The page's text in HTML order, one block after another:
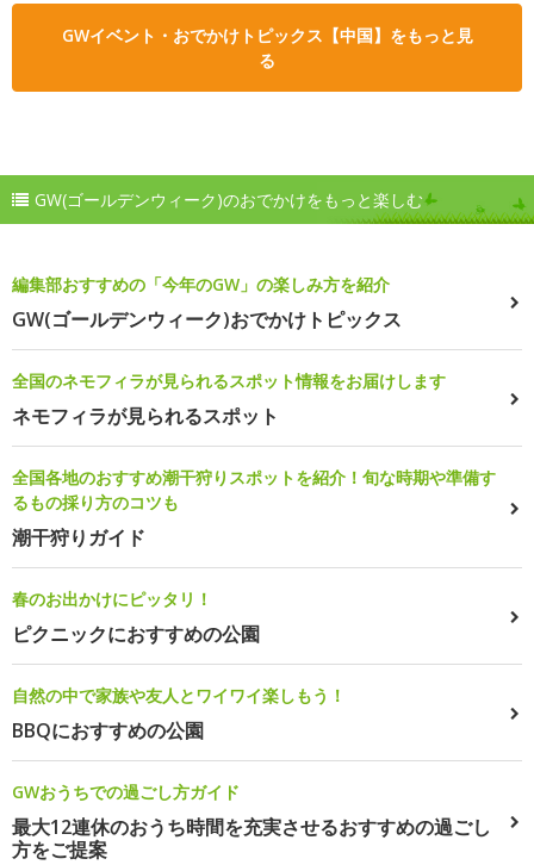
GWイベント・おでかけトピックス【中国】をもっと見
る
GW(ゴールデンウィーク)のおでかけをもっと楽しむ
編集部おすすめの「今年のGW」の楽しみ方を紹介
GW(ゴールデンウィーク)おでかけトピックス
全国のネモフィラが見られるスポット情報をお届けします
ネモフィラが見られるスポット
全国各地のおすすめ潮干狩りスポットを紹介！旬な時期や準備す
るもの採り方のコツも
潮干狩りガイド
春のお出かけにピッタリ！
ピクニックにおすすめの公園
自然の中で家族や友人とワイワイ楽しもう！
BBQにおすすめの公園
GWおうちでの過ごし方ガイド
最大12連休のおうち時間を充実させるおすすめの過ごし
方をご提案